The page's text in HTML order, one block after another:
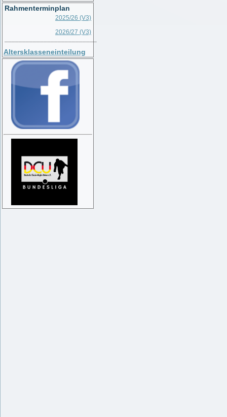
Rahmenterminplan
2025/26 (V3)
2026/27 (V3)
Altersklasseneinteilung